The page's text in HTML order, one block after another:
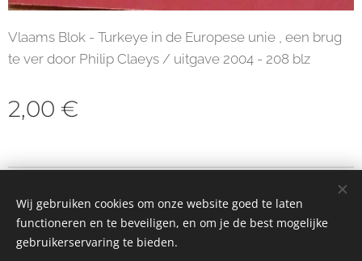
Vlaams Blok - Turkeye in de Europese unie , een brug
te ver door Philip Claeys / uitgave 2004 - 208 blz
2,00 €
Cookies
Wij gebruiken cookies om onze website goed te laten
functioneren en te beveiligen, en om je de best mogelijke
gebruikerservaring te bieden.